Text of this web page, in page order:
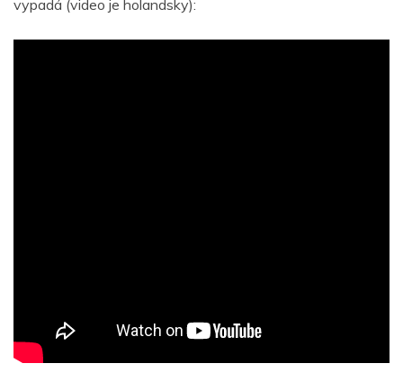
vypadá (video je holandsky):